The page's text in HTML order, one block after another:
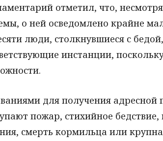
отметил, что,
о ней осведомлено крайне
люди, столкнувшиеся с
инстанции,
для получения
пожар, стихийное
смерть кормильца или